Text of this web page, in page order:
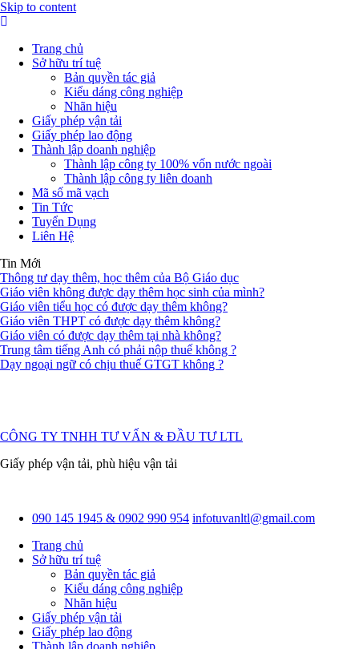
Skip to content
Trang chủ
Sở hữu trí tuệ
Bản quyền tác giả
Kiểu dáng công nghiệp
Nhãn hiệu
Giấy phép vận tải
Giấy phép lao động
Thành lập doanh nghiệp
Thành lập công ty 100% vốn nước ngoài
Thành lập công ty liên doanh
Mã số mã vạch
Tin Tức
Tuyển Dụng
Liên Hệ
Tin Mới
Thông tư dạy thêm, học thêm của Bộ Giáo dục
Giáo viên không được dạy thêm học sinh của mình?
Giáo viên tiểu học có được dạy thêm không?
Giáo viên THPT có được dạy thêm không?
Giáo viên có được dạy thêm tại nhà không?
Trung tâm tiếng Anh có phải nộp thuế không ?
Dạy ngoại ngữ có chịu thuế GTGT không ?
CÔNG TY TNHH TƯ VẤN & ĐẦU TƯ LTL
Giấy phép vận tải, phù hiệu vận tải
090 145 1945 & 0902 990 954 infotuvanltl@gmail.com
Trang chủ
Sở hữu trí tuệ
Bản quyền tác giả
Kiểu dáng công nghiệp
Nhãn hiệu
Giấy phép vận tải
Giấy phép lao động
Thành lập doanh nghiệp